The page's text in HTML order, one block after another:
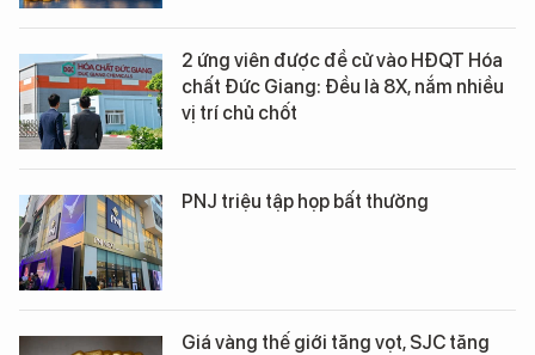
2 ứng viên được đề cử vào HĐQT Hóa
chất Đức Giang: Đều là 8X, nắm nhiều
vị trí chủ chốt
PNJ triệu tập họp bất thường
Giá vàng thế giới tăng vọt, SJC tăng